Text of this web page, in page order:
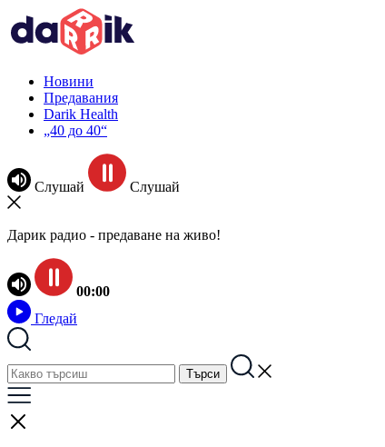
Новини
Предавания
Darik Health
„40 до 40“
Слушай Слушай
Дарик радио - предаване на живо!
00:00
Гледай